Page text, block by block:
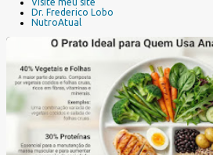
g
Dr. Frederico Lobo
NutroAtual